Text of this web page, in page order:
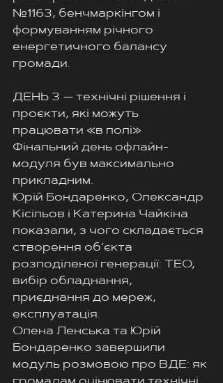
№1163, бенчмаркінгом і
формуванням річного
енергетичного балансу
громади.
ДЕНЬ 3 — технічні рішення і
проєкти, які можуть
працювати «в полі»
Фінальний день офлайн-
модуля був максимально
прикладним.
Юрій Бондаренко, Олександр
Кісільов і Катерина Чайкіна
показали, з чого складається
створення об’єкта
розподіленої генерації: ТЕО,
вибір обладнання,
приєднання до мереж,
експлуатація.
Олена Ленська та Юрій
Бондаренко завершили
модуль розмовою про ВДЕ: як